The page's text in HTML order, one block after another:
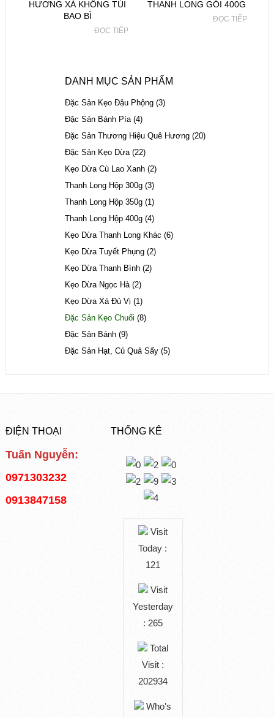
HƯƠNG XÁ KHÔNG TÚI
BAO BÌ
ĐỌC TIẾP
THANH LONG GÓI 400G
ĐỌC TIẾP
DANH MỤC SẢN PHẨM
Đặc Sản Kẹo Đậu Phộng (3)
Đặc Sản Bánh Pía (4)
Đặc Sản Thương Hiệu Quê Hương (20)
Đặc Sản Kẹo Dừa (22)
Kẹo Dừa Cù Lao Xanh (2)
Thanh Long Hộp 300g (3)
Thanh Long Hộp 350g (1)
Thanh Long Hộp 400g (4)
Kẹo Dừa Thanh Long Khác (6)
Kẹo Dừa Tuyết Phụng (2)
Kẹo Dừa Thanh Bình (2)
Kẹo Dừa Ngọc Hà (2)
Kẹo Dừa Xá Đủ Vị (1)
Đặc Sản Kẹo Chuối (8)
Đặc Sản Bánh (9)
Đặc Sản Hạt, Củ Quả Sấy (5)
ĐIỆN THOẠI
Tuấn Nguyễn:
0971303232
0913847158
THỐNG KÊ
Visit
Today :
121
Visit
Yesterday
: 265
Total
Visit :
202934
Who's